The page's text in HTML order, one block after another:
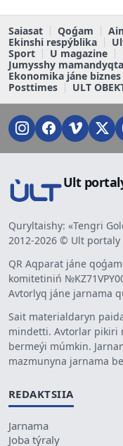
Saiasat Qoǵam
Ekinshi respýblika
Sport
U magazine
Jumysshy
Ekonomika jáne biznes
Posttimes
ULT
Ult
Quryltaishy: «Tengri
2012-2026 © Ult portaly
QR Aqparat jáne
komitetiniń
Avtorlyq jáne jarnama
Sait materialdaryn
mindetti. Avtorlar pikiri
bermeýi múmkin.
mazmunyna jarnama
REDAKTSIIA
Jarnama
Joba týraly